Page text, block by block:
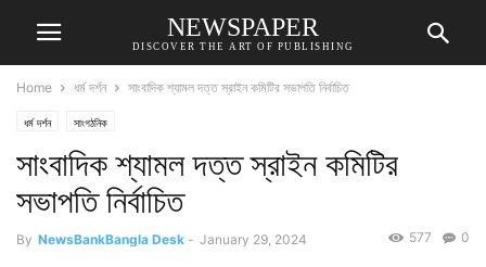
NEWSPAPER
DISCOVER THE ART OF PUBLISHING
Home ধর্ম দর্শন সাংবাদিক শ্যামল দত্ত স্রাইন কমিটির সভাপতি নির্বাচিত
ধর্ম দর্শন সাংগঠনিক
সাংবাদিক শ্যামল দত্ত স্রাইন কমিটির
সভাপতি নির্বাচিত
By NewsBankBangla Desk - January 29, 2024 0
577